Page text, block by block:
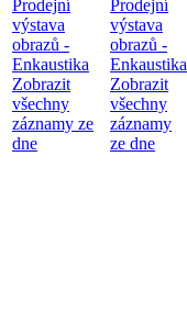
Prodejní
výstava
obrazů -
Enkaustika
Zobrazit
všechny
záznamy ze
dne
Prodejní
výstava
obrazů -
Enkaustika
Zobrazit
všechny
záznamy
ze dne